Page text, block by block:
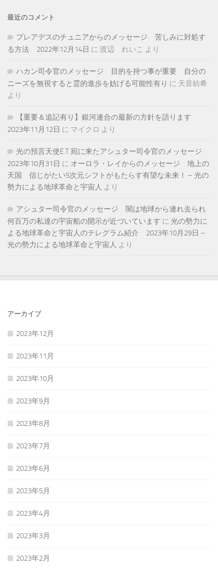
最近のコメント
プレアデスのチュニアからのメッセージ 苦しみに対処す
る方法 2022年12月14日 に 渡辺 れいこ より
ハカン司令官のメッセージ 目的を持つ事が重要 自分の
ニーズを無視すると霊的進歩を妨げる可能性有り に 天音紡希
より
【重要＆追記有り】銀河連合の最新の方針を語ります
2023年11月12日 に マイクロ より
光の預言天使E.T.宛に来たアシュター司令官のメッセージ
2023年10月31日 に オーロラ・レイからのメッセージ 地上の
天国 信じがたい5次元シフトがもたらす有望な未来！ – 光の
勢力による地球革命と宇宙人 より
アシュター司令官のメッセージ 闇は地球から連れ去られ
何百万の私達の宇宙船の開示が近づいています に 光の勢力に
よる地球革命と宇宙人のテレグラム紹介 2023年10月29日 –
光の勢力による地球革命と宇宙人 より
アーカイブ
2023年12月
2023年11月
2023年10月
2023年9月
2023年8月
2023年7月
2023年6月
2023年5月
2023年4月
2023年3月
2023年2月